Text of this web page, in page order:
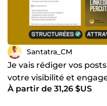
Santatra_CM
Je vais rédiger vos
votre visibilité et
À partir de 31,26 $US